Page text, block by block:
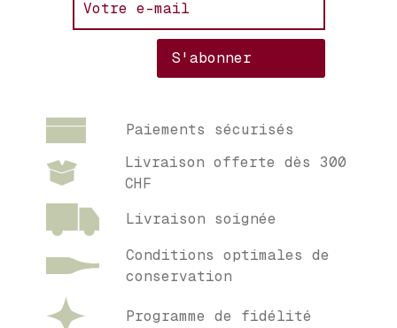
Paiements sécurisés
Livraison offerte dès 300
CHF
Livraison soignée
Conditions optimales de
conservation
Programme de fidélité